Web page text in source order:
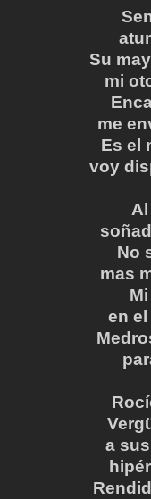
Su
mi
me
Es el
voy
No
mas
en
a